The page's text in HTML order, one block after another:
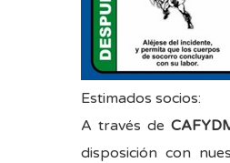
Estimados socios:
A través de
disposición con